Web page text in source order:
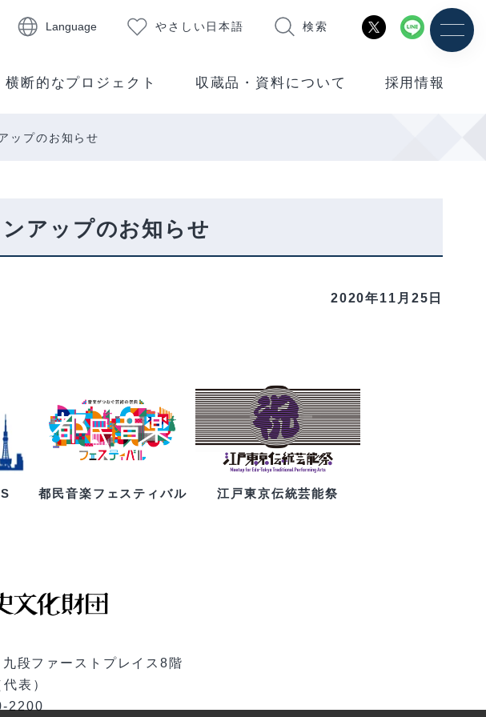
Language やさしい日本語 検索
横断的なプロジェクト 収蔵品・資料について 採用情報
ップのお知らせ
アップのお知らせ
2020年11月25日
都民音楽フェスティバル 江戸東京伝統芸能祭
段ファーストプレイス8階
表）
2200